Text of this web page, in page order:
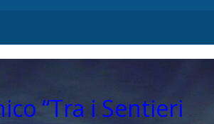
“Tra i Sentieri